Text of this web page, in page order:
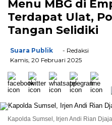
Menu MBG di
Terdapat Ulat,
Tangan Selidiki
Suara Publik
- Redaksi
Kamis, 20 Februari 2025
Kapolda Sumsel, Irjen Andi Rian